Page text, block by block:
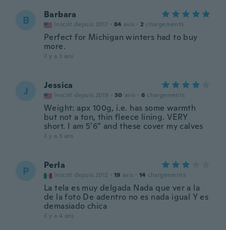
B Barbara
Inscrit depuis 2017 · 84 avis · 2 chargements
Perfect for Michigan winters had to buy
more.
il y a 3 ans
J Jessica
Inscrit depuis 2019 · 30 avis · 6 chargements
Weight: apx 100g, i.e. has some warmth
but not a ton, thin fleece lining. VERY
short. I am 5’6” and these cover my calves
il y a 3 ans
P Perla
Inscrit depuis 2012 · 19 avis · 14 chargements
La tela es muy delgada Nada que ver a la
de la foto De adentro no es nada igual Y es
demasiado chica
il y a 4 ans